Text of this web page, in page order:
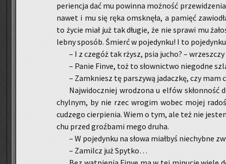
pe­rien­cja dać mu po­win­na moż­ność
nawet i mu się ręka omsknę­ła, a pa­mięć
to życie miał już tak dłu­gie, że nie spra­wi mu
leb­ny spo­sób. Śmierć w po­je­dyn­ku! I to
– I z cze­góż tak rżysz, psia jucho? –
– Panie Finve, toż to słow­nic­two nie­god­ne
– Za­mkniesz tę par­szy­wą ja­dacz­kę, czy mam
Naj­wi­docz­niej wro­dzo­na u elfów skłon­ność
chyl­nym, by nie rzec wro­gim wobec mojej
cu­dze­go cier­pie­nia. Wiem o tym, ale też nie
chu przed groź­ba­mi mego druha.
– W po­je­dyn­ku na słowa miał­byś nie­chyb­ne
– Za­milcz już Spyt­ko…